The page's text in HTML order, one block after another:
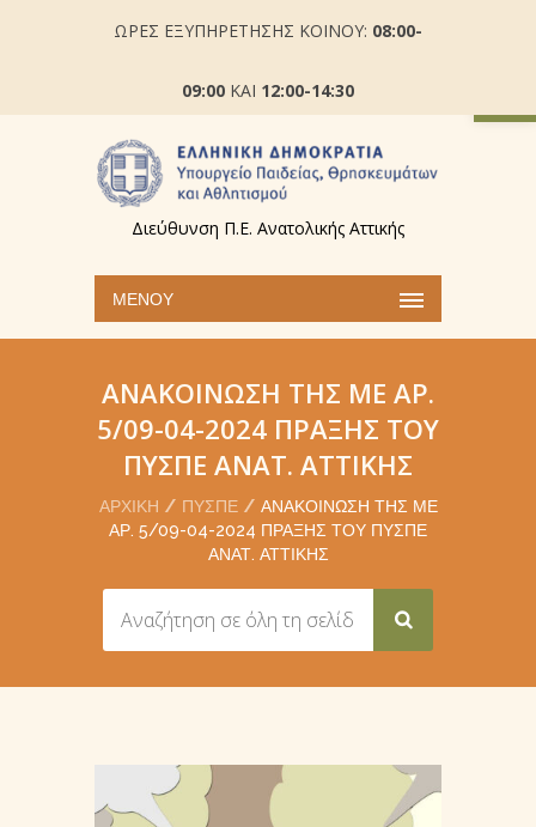
ΩΡΕΣ ΕΞΥΠΗΡΕΤΗΣΗΣ ΚΟΙΝΟΥ: 08:00-
09:00 ΚΑΙ 12:00-14:30
Διεύθυνση Π.Ε. Ανατολικής Αττικής
ΜΕΝΟΎ
ΑΝΑΚΟΊΝΩΣΗ ΤΗΣ ΜΕ ΑΡ.
5/09-04-2024 ΠΡΆΞΗΣ ΤΟΥ
ΠΥΣΠΕ ΑΝΑΤ. ΑΤΤΙΚΉΣ
ΑΡΧΙΚΉ ΠΥΣΠΕ
ΑΝΑΚΟΊΝΩΣΗ ΤΗΣ ΜΕ
ΑΡ. 5/09-04-2024 ΠΡΆΞΗΣ ΤΟΥ ΠΥΣΠΕ
ΑΝΑΤ. ΑΤΤΙΚΉΣ